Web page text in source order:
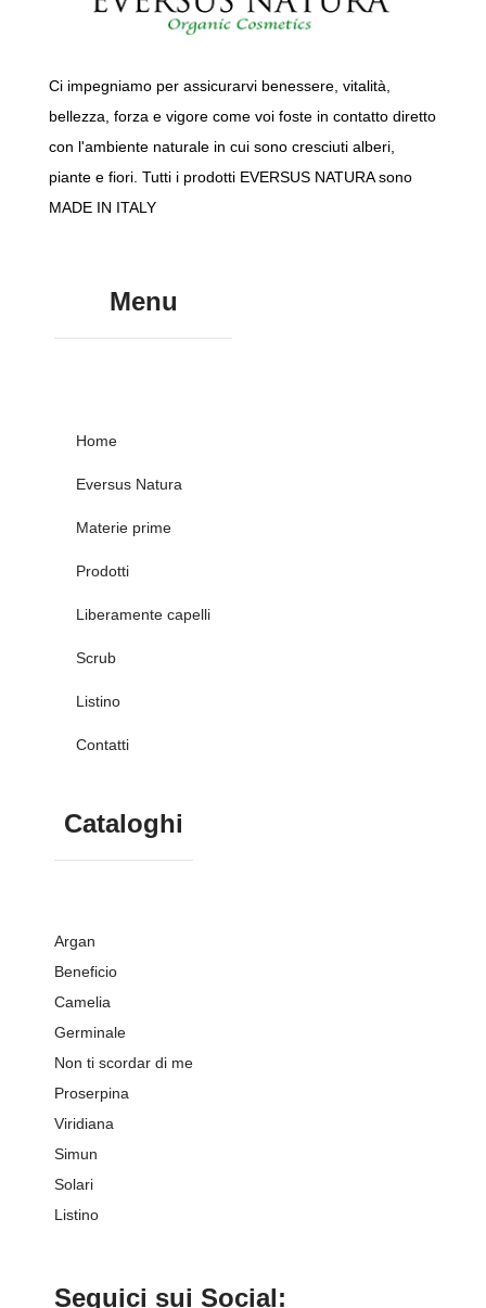
Ci impegniamo per assicurarvi benessere, vitalità,
bellezza, forza e vigore come voi foste in contatto diretto
con l'ambiente naturale in cui sono cresciuti alberi,
piante e fiori. Tutti i prodotti EVERSUS NATURA sono
MADE IN ITALY
Menu
Home
Eversus Natura
Materie prime
Prodotti
Liberamente capelli
Scrub
Listino
Contatti
Cataloghi
Argan
Beneficio
Camelia
Germinale
Non ti scordar di me
Proserpina
Viridiana
Simun
Solari
Listino
Seguici sui Social: